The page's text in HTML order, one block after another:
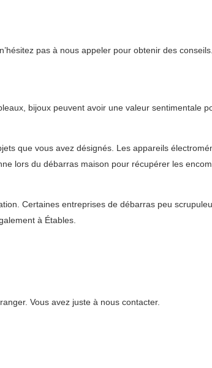
pas à nous appeler pour obtenir des conseils.
bijoux peuvent avoir une valeur sentimentale
que vous avez désignés. Les appareils
lors du débarras maison pour récupérer les
Certaines entreprises de débarras peu
à Étables.
Vous avez juste à nous contacter.